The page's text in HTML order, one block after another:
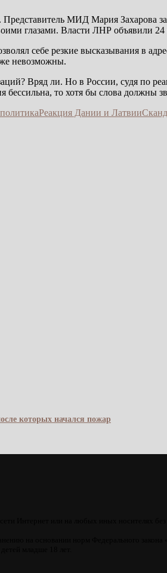
МИД Мария Захарова
глазами. Власти ЛНР объявили 24
себе резкие высказывания в
невозможны.
Вряд ли. Но в России, судя по
то хотя бы слова должны
Реакция Дании и Латвии
которых начался пожар